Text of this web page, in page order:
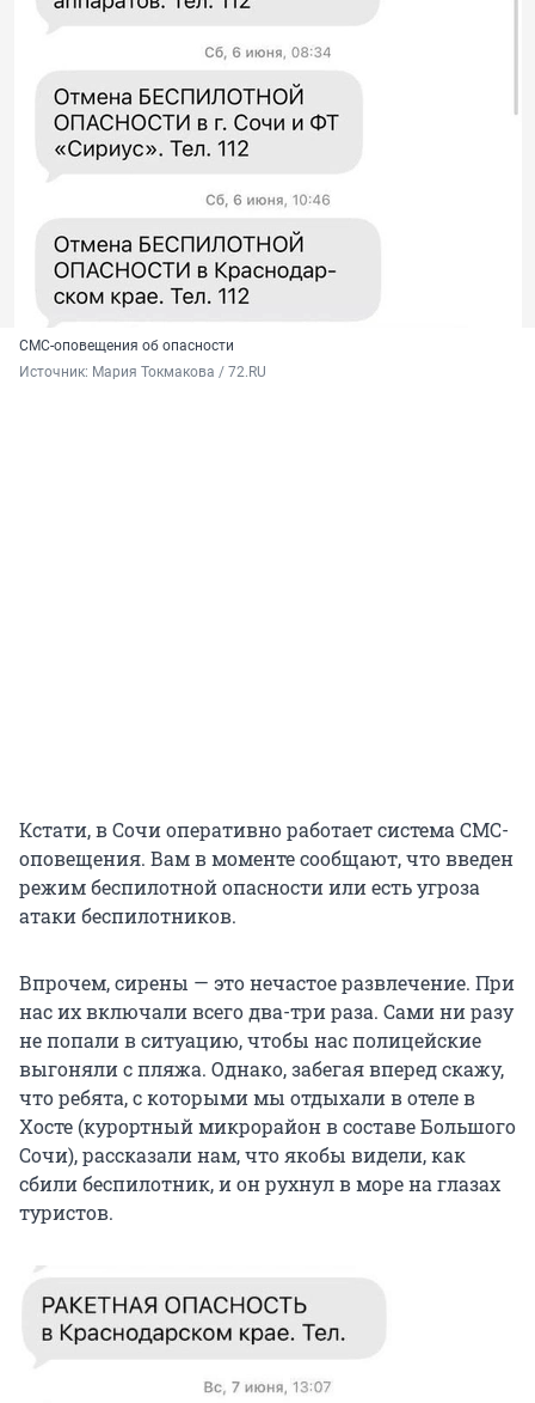
СМС-оповещения об опасности
Источник: Мария Токмакова / 72.RU
Кстати, в Сочи оперативно работает система СМС-
оповещения. Вам в моменте сообщают, что введен
режим беспилотной опасности или есть угроза
атаки беспилотников.
Впрочем, сирены — это нечастое развлечение. При
нас их включали всего два-три раза. Сами ни разу
не попали в ситуацию, чтобы нас полицейские
выгоняли с пляжа. Однако, забегая вперед скажу,
что ребята, с которыми мы отдыхали в отеле в
Хосте (курортный микрорайон в составе Большого
Сочи), рассказали нам, что якобы видели, как
сбили беспилотник, и он рухнул в море на глазах
туристов.